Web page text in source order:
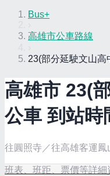
Bus+
高雄市公車路線
23(部分延駛文山高
高雄市 23(
公車 到站時
往圓照寺／往高雄客運鳳
班表、班距、票價等詳細